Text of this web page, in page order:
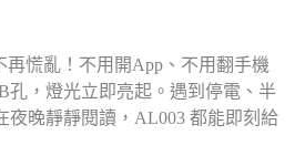
慌亂！不用開App、不用翻手機
孔，燈光立即亮起。遇到停電、半
夜晚靜靜閱讀，AL003 都能即刻給